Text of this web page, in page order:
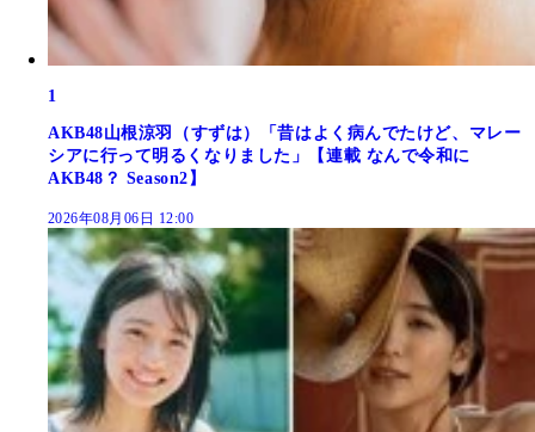
1
AKB48山根涼羽（すずは）「昔はよく病んでたけど、マレー
シアに行って明るくなりました」【連載 なんで令和に
AKB48？ Season2】
2026年08月06日 12:00